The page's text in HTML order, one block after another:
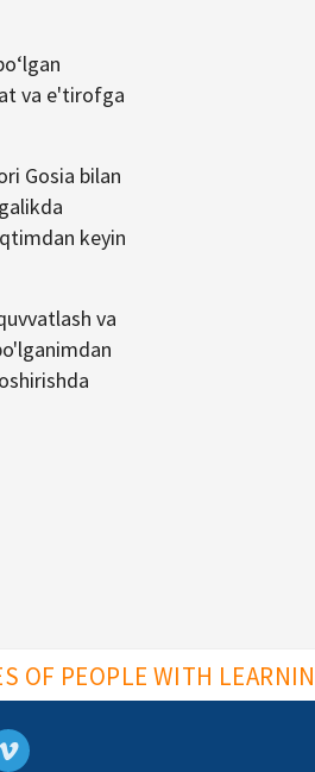
va e'tirofga
Gosia bilan
keyin
va
OF PEOPLE WITH